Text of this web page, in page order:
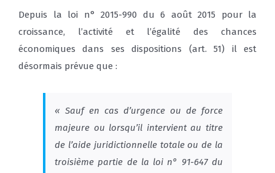
Depuis la loi n° 2015-990 du 6 août 2015 pour la
croissance, l’activité et l’égalité des chances
économiques dans ses dispositions (art. 51) il est
désormais prévue que :
« Sauf en cas d’urgence ou de force
majeure ou lorsqu’il intervient au titre
de l’aide juridictionnelle totale ou de la
troisième partie de la loi n° 91-647 du